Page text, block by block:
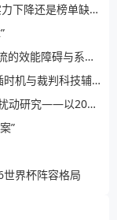
2026世界杯百大球星榜：C罗仅列第25，是实力下降还是榜单缺乏公信力？
“2026多国联办世界杯背景下跨境体育装备物流的效能障碍与系统性提升路径”
越位判据的算法化重构：2026世界杯边卫前插时机与裁判科技辅助决策的演进逻辑
538米海拔下足球空气动力学与飞行轨迹的微扰动研究——以2026世界杯BBVA球场为例
”
界杯阵容格局